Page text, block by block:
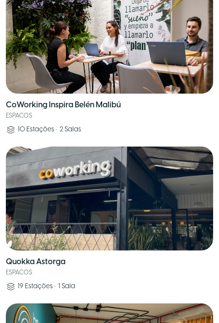
CoWorking Inspira Belén Malibú
ESPACOS
10 Estações • 2 Salas
Quokka Astorga
ESPACOS
19 Estações • 1 Sala